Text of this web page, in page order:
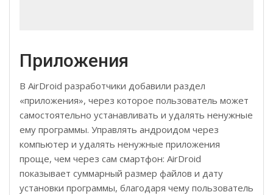
Приложения
В AirDroid разработчики добавили раздел
«приложения», через которое пользователь может
самостоятельно устанавливать и удалять ненужные
ему программы. Управлять андроидом через
компьютер и удалять ненужные приложения
проще, чем через сам смартфон: AirDroid
показывает суммарный размер файлов и дату
установки программы, благодаря чему пользователь